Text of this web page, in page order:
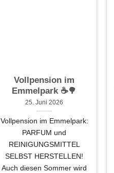
Vollpension im
Emmelpark ☕🌳
25. Juni 2026
Vollpension im Emmelpark:
PARFUM und
REINIGUNGSMITTEL
SELBST HERSTELLEN!
Auch diesen Sommer wird